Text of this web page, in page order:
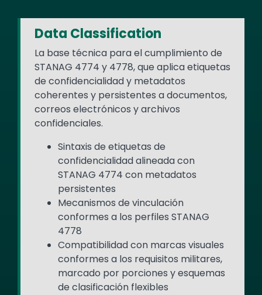
Data Classification
La base técnica para el cumplimiento de
STANAG 4774 y 4778, que aplica etiquetas
de confidencialidad y metadatos
coherentes y persistentes a documentos,
correos electrónicos y archivos
confidenciales.
Sintaxis de etiquetas de
confidencialidad alineada con
STANAG 4774 con metadatos
persistentes
Mecanismos de vinculación
conformes a los perfiles STANAG
4778
Compatibilidad con marcas visuales
conformes a los requisitos militares,
marcado por porciones y esquemas
de clasificación flexibles